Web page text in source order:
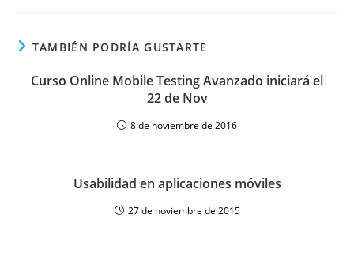
TAMBIÉN PODRÍA GUSTARTE
Curso Online Mobile Testing Avanzado iniciará el
22 de Nov
8 de noviembre de 2016
Usabilidad en aplicaciones móviles
27 de noviembre de 2015